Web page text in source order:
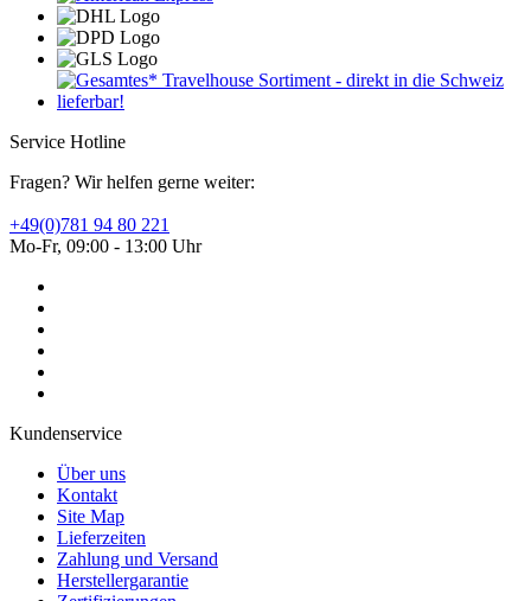
Service Hotline
Fragen? Wir helfen gerne weiter:
+49(0)781 94 80 221
Mo-Fr, 09:00 - 13:00 Uhr
Kundenservice
Über uns
Kontakt
Site Map
Lieferzeiten
Zahlung und Versand
Herstellergarantie